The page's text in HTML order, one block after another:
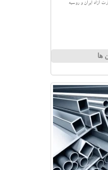
آزاد ایران و روسیه
ها